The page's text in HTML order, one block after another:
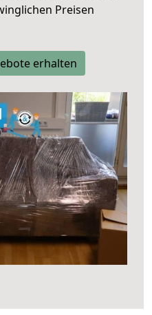
Preisen
erhalten